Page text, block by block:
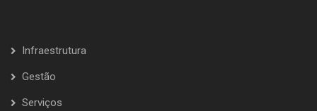
Infraestrutura
Gestão
Serviços